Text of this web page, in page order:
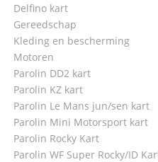
Delfino kart
Gereedschap
Kleding en bescherming
Motoren
Parolin DD2 kart
Parolin KZ kart
Parolin Le Mans jun/sen kart
Parolin Mini Motorsport kart
Parolin Rocky Kart
Parolin WF Super Rocky/ID